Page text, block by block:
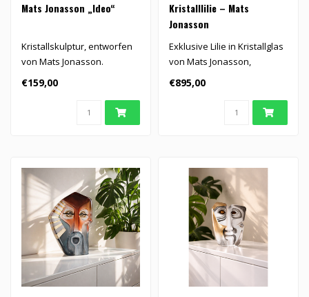
Mats Jonasson „Ideo“
Kristallskulptur, entworfen
von Mats Jonasson.
€159,00
Kristalllilie – Mats
Jonasson
Exklusive Lilie in Kristallglas
von Mats Jonasson,
handgefertigt aus reinem
€895,00